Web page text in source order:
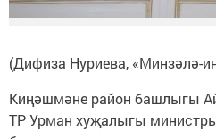
(Дифиза Нуриева, «Минзәлә-
Киңәшмәне район башлыгы
ТР Урман хуҗалыгы